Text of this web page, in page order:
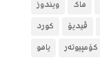
هاک
ویندوز
ڤیدیۆ
کورد
کۆمپیوتەر یاهو